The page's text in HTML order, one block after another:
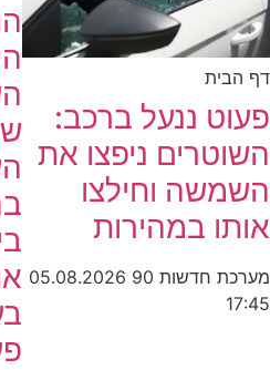
דף הבית
פעוט ננעל ברכב:
השוטרים ניפצו את
השמשה וחילצו
אותו במהירות
מערכת חדשות 90
05.08.2026
17:45